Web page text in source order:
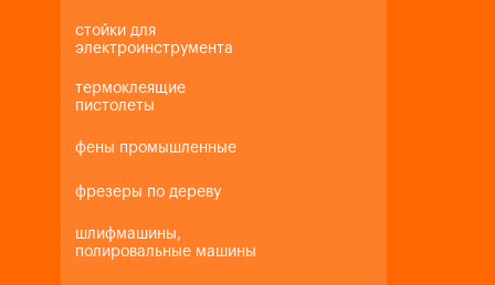
стойки для
электроинструмента
термоклеящие
пистолеты
фены промышленные
фрезеры по дереву
шлифмашины,
полировальные машины